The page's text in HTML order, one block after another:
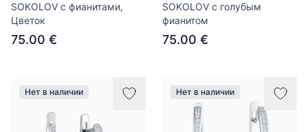
SOKOLOV с фианитами,
Цветок
75.00 €
SOKOLOV с голубым
фианитом
75.00 €
Нет в наличии Нет в наличии